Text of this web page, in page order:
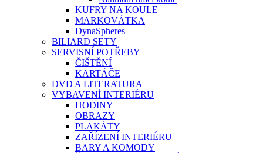
KUFRY NA KOULE
MARKOVÁTKA
DynaSpheres
BILIARD SETY
SERVISNÍ POTŘEBY
ČIŠTĚNÍ
KARTÁČE
DVD A LITERATURA
VYBAVENÍ INTERIÉRU
HODINY
OBRAZY
PLAKÁTY
ZAŘÍZENÍ INTERIÉRU
BARY A KOMODY